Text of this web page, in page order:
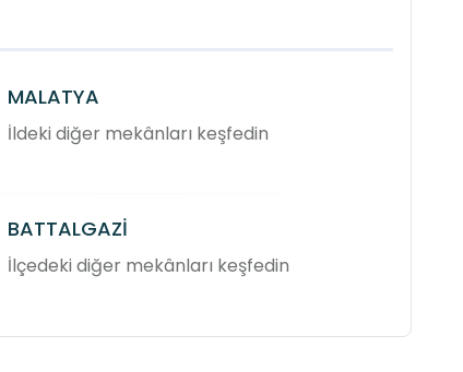
MALATYA
İldeki diğer mekânları keşfedin
BATTALGAZİ
İlçedeki diğer mekânları keşfedin